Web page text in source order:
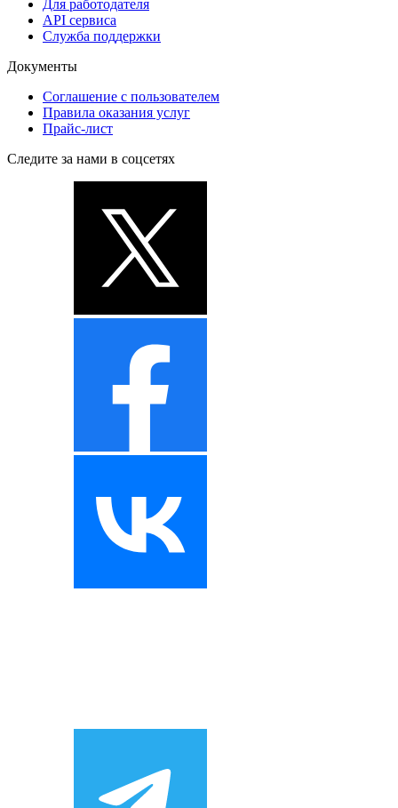
Для работодателя
API сервиса
Служба поддержки
Документы
Соглашение с пользователем
Правила оказания услуг
Прайс-лист
Следите за нами в соцсетях